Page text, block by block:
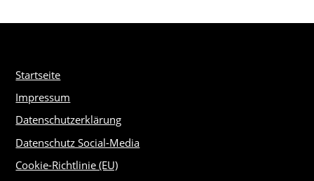
Startseite
Impressum
Datenschutzerklärung
Datenschutz Social-Media
Cookie-Richtlinie (EU)